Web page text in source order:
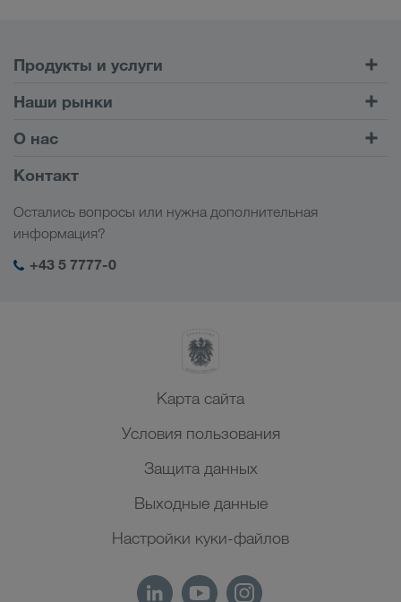
Продукты и услуги
Автомобильные перевозки
Клиентский портал CONNECT
Цифровые решения
Мой вход в систему LKW WALTER
Наши рынки
Европа
Кавказ
Центральная Азия
Ближний Восток
Северная Африка
О нас
Информация о компании
Социальная ответственность
Контакт
Остались вопросы или нужна дополнительная
информация?
+43 5 7777-0
Карта сайта
Условия пользования
Защита данных
Выходные данные
Настройки куки-файлов